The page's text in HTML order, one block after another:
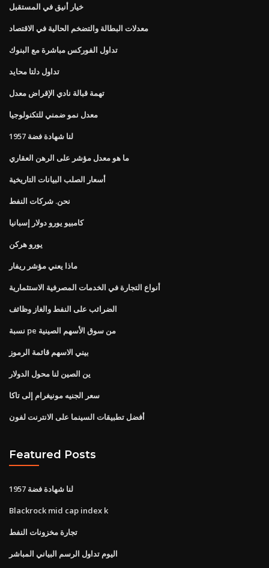
خيار أنيق في المستقبل
معدلات البطالة والتضخم الحالية في الاقتصاد
تداول الفوركس مباشرة مع البنوك
تداول دلتا محايد
تهمة قبالة نادي الإقراض معدل
معدل نمو ضمني للتكنولوجيا
لنا شهادة فضة 1957
ما هو معدل مؤشر على الرهن العقاري
أسعار الصلب البيانات التاريخية
نحن. شركات النفط
كامبيو يورو دولار إسبانيا
يورو هركن
ماذا يعني مؤشر ريفار
أنواع التجارة في الخدمات المصرفية الاستثمارية
الضرائب على النفط والغاز وظائف
نسبة pe من سوق الأسهم الصينية
بيني الاسهم قائمة الرموز
ين الصين لنا محول الدولار
سعر الجنيه مونيغرام إلى تاكا
أفضل تطبيقات السينما على الانترنت لفون
Featured Posts
لنا شهادة فضة 1957
Blackrock mid cap index k
تجارة مخزونات النفط
اليوم تداول الرسم البياني المباشر